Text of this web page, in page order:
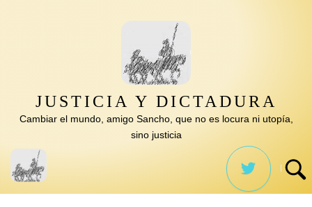
JUSTICIA Y DICTADURA
Cambiar el mundo, amigo Sancho, que no es locura ni utopía,
sino justicia